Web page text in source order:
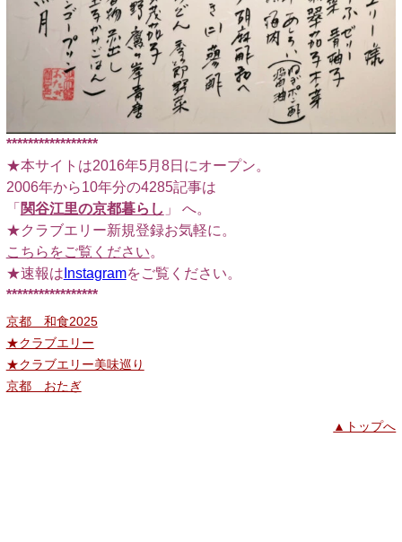
*****************
★本サイトは2016年5月8日にオープン。
2006年から10年分の4285記事は
「 関谷江里の京都暮らし 」 へ。
★クラブエリー新規登録お気軽に。
こちらをご覧ください。
★速報は Instagramをご覧ください。
*****************
京都 和食2025
★クラブエリー
★クラブエリー美味巡り
京都 おたぎ
▲トップへ